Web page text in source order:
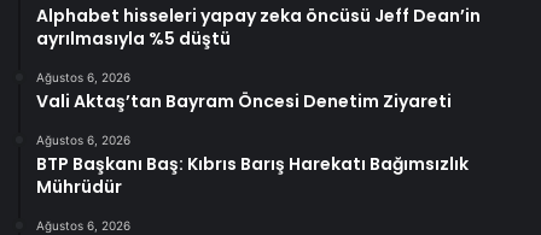
Alphabet hisseleri yapay zeka öncüsü Jeff Dean’in
ayrılmasıyla %5 düştü
Ağustos 6, 2026
Vali Aktaş’tan Bayram Öncesi Denetim Ziyareti
Ağustos 6, 2026
BTP Başkanı Baş: Kıbrıs Barış Harekatı Bağımsızlık
Mührüdür
Ağustos 6, 2026